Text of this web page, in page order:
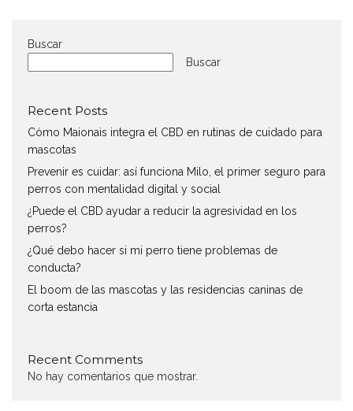
Buscar
Buscar
Recent Posts
Cómo Maionais integra el CBD en rutinas de cuidado para
mascotas
Prevenir es cuidar: así funciona Milo, el primer seguro para
perros con mentalidad digital y social
¿Puede el CBD ayudar a reducir la agresividad en los
perros?
¿Qué debo hacer si mi perro tiene problemas de
conducta?
El boom de las mascotas y las residencias caninas de
corta estancia
Recent Comments
No hay comentarios que mostrar.